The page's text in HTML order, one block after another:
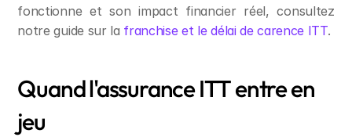
fonctionne et son impact financier réel, consultez
notre guide sur la franchise et le délai de carence ITT.
Quand l'assurance ITT entre en
jeu